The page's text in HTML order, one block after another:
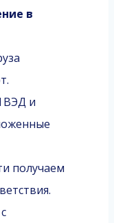
в
ВЭД и
получаем